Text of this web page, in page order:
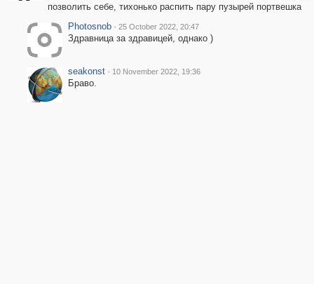
позволить себе, тихонько распить пару пузырей портвешка
Photosnob · 25 October 2022, 20:47
Здравница за здравицей, однако )
seakonst · 10 November 2022, 19:36
Браво.